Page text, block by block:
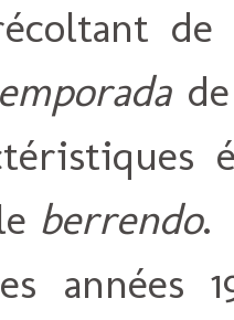
de
berrendo.
années